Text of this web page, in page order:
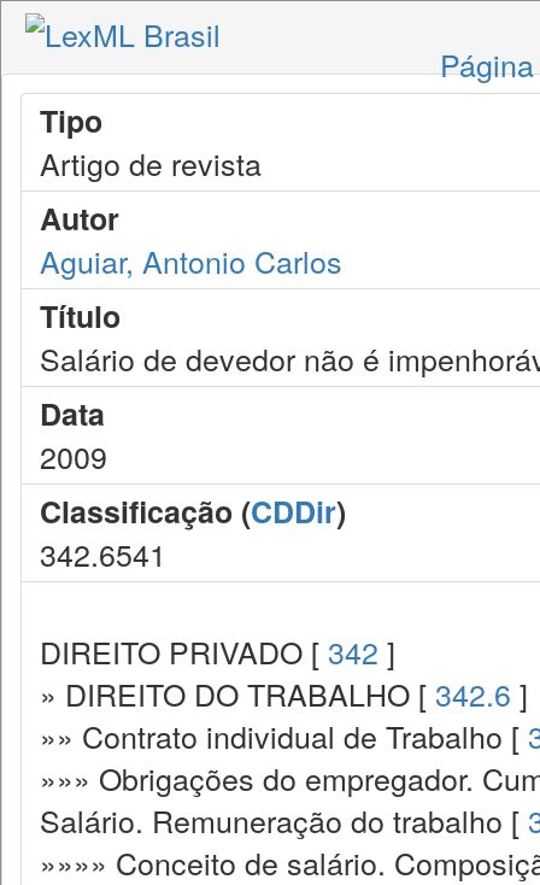
Tipo
Artigo de revista
Autor
Aguiar, Antonio Carlos
Título
Salário de devedor não é
Data
2009
Classificação (CDDir)
342.6541
DIREITO PRIVADO [ 342 ]
» DIREITO DO TRABALHO [ 342.6 ]
»» Contrato individual de Trabalho [
»»» Obrigações do empregador.
Salário. Remuneração do trabalho [
»»»» Conceito de salário.